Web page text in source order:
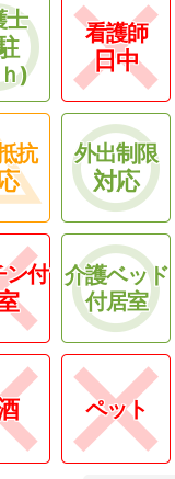
士
)
看護師
日中
抗 外出制限
対応
ン付
介護ベッド
付居室
ペット